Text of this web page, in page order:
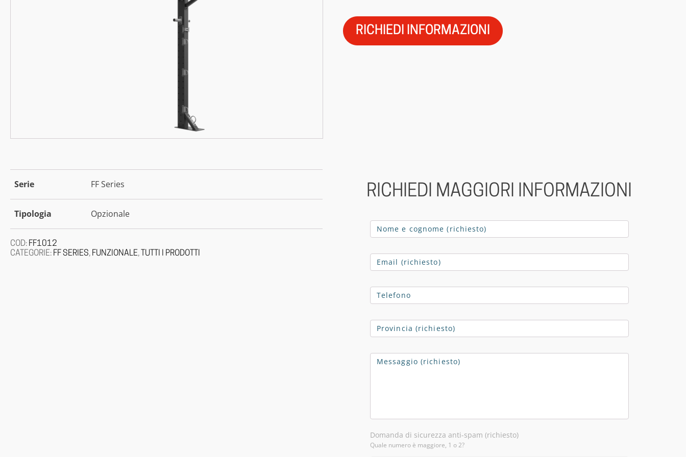
RICHIEDI INFORMAZIONI
Serie FF Series
Tipologia Opzionale
COD: FF1012
CATEGORIE: FF SERIES, FUNZIONALE, TUTTI I PRODOTTI
RICHIEDI MAGGIORI INFORMAZIONI
Domanda di sicurezza anti-spam (richiesto)
Quale numero è maggiore, 1 o 2?